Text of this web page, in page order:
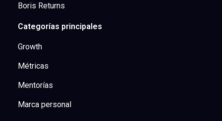
Boris Returns
Categorías principales
Growth
Métricas
Mentorías
Marca personal